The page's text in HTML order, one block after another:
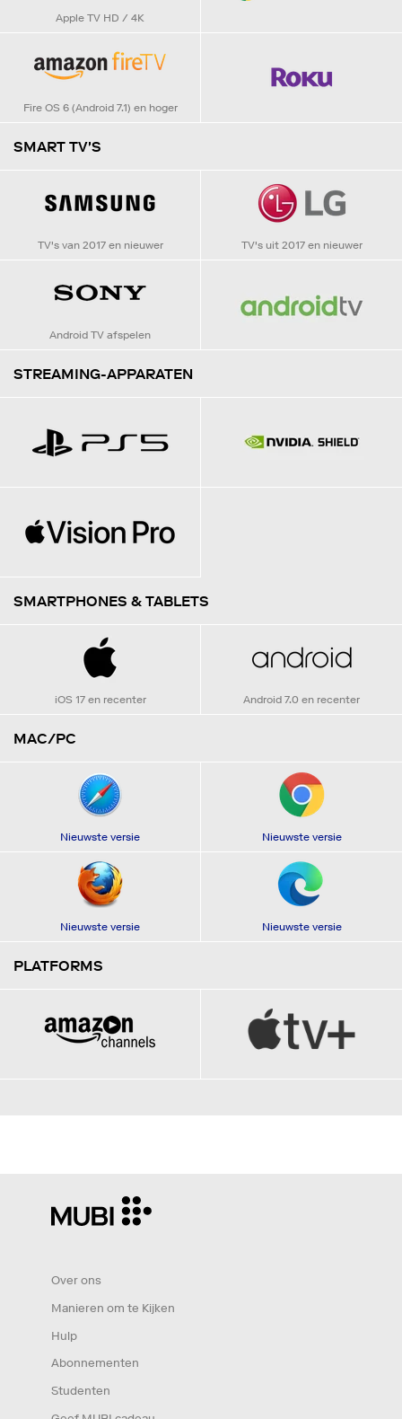
Apple TV HD / 4K
Fire OS 6 (Android 7.1) en hoger
SMART TV'S
TV's van 2017 en nieuwer TV's uit 2017 en nieuwer
Android TV afspelen
STREAMING-APPARATEN
SMARTPHONES & TABLETS
iOS 17 en recenter Android 7.0 en recenter
MAC/PC
Nieuwste versie Nieuwste versie
Nieuwste versie Nieuwste versie
PLATFORMS
Over ons
Manieren om te Kijken
Hulp
Abonnementen
Studenten